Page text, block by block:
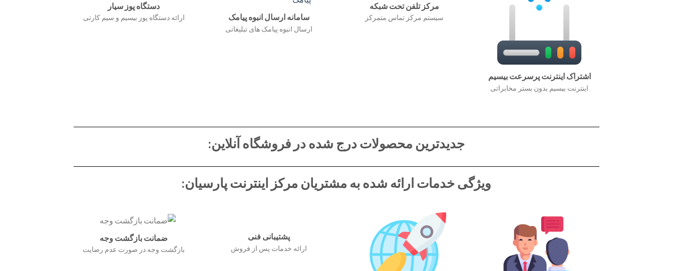
اشتراک اینترنت پرسرعت بیسیم
اینترنت بیسیم بدون بستر مخابراتی
مرکز تلفن تحت شبکه
سیستم مرکز تماس متمرکز سامانه ارسال انبوه پیامک
ارسال انبوه پیامک های تبلیغاتی
دستگاه پوز سیار
ارائه دستگاه پوز بیسیم و سیم کارتی
جدیدترین محصولات درج شده در فروشگاه آنلاین:
ویژگی خدمات ارائه شده به مشتریان مرکز اینترنت پارسیان:
پشتیبانی فنی
ارائه خدمات پس از فروش
ضمانت بازگشت وجه
بازگشت وجه در صورت عدم رضایت